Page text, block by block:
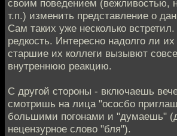
своим поведением (вежливостью,
т.п.) изменить представление о
Сам таких уже несколько
редкость. Интересно надолго ли их
старшие их коллеги вызывют
внутреннюю реакцию.
С другой стороны - включаешь
смотришь на лица "ососбо
большими погонами и "думаешь"
нецензурное слово "бля").